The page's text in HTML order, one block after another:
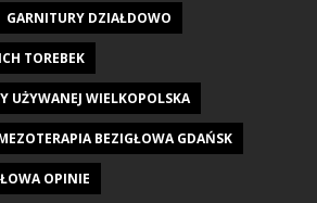
GARNITURY DZIAŁDOWO
TOREBEK
UŻYWANEJ WIELKOPOLSKA
BEZIGŁOWA GDAŃSK
OPINIE